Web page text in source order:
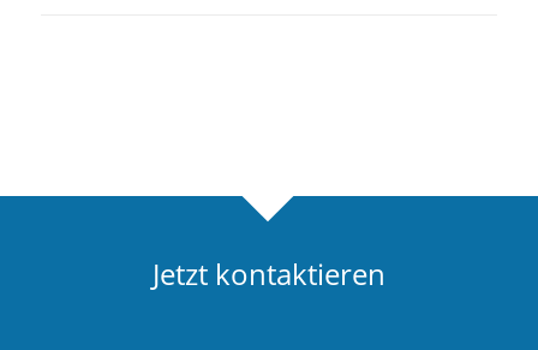
Jetzt kontaktieren